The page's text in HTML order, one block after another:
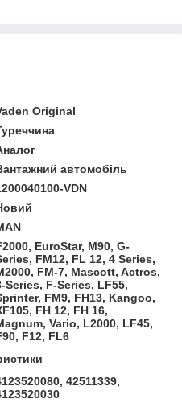
Original
автомобіль
VDN
EuroStar, M90, G-
FM12, FL 12, 4 Series,
FM-7, Mascott, Actros,
Series, F-Series, LF55,
FM9, FH13, Kangoo,
FH 12, FH 16,
Vario, L2000, LF45,
F12, FL6
42511339,